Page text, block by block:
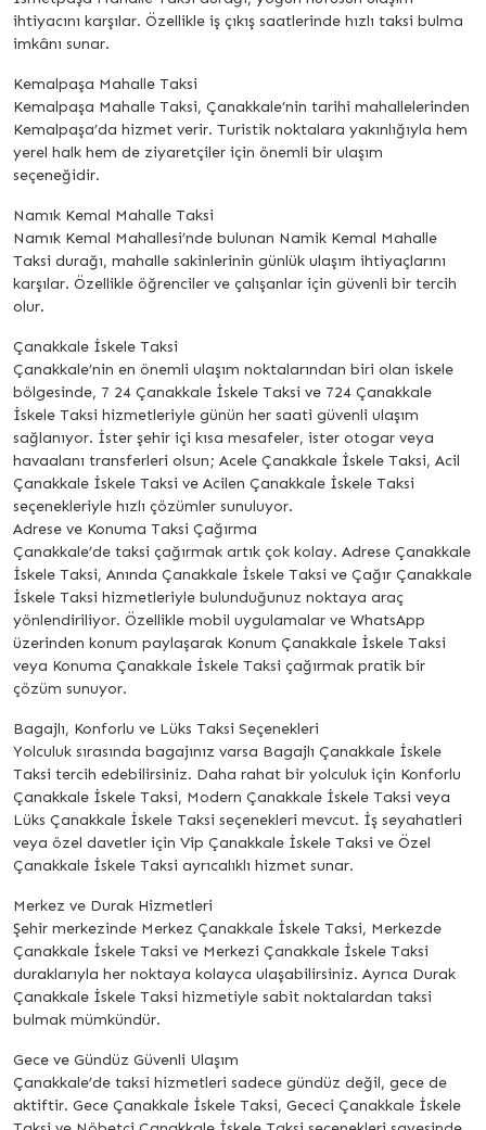
ihtiyacını karşılar. Özellikle iş çıkış saatlerinde hızlı taksi bulma
imkânı sunar.
Kemalpaşa Mahalle Taksi
Kemalpaşa Mahalle Taksi, Çanakkale’nin tarihi mahallelerinden
Kemalpaşa’da hizmet verir. Turistik noktalara yakınlığıyla hem
yerel halk hem de ziyaretçiler için önemli bir ulaşım
seçeneğidir.
Namık Kemal Mahalle Taksi
Namık Kemal Mahallesi’nde bulunan Namik Kemal Mahalle
Taksi durağı, mahalle sakinlerinin günlük ulaşım ihtiyaçlarını
karşılar. Özellikle öğrenciler ve çalışanlar için güvenli bir tercih
olur.
Çanakkale İskele Taksi
Çanakkale’nin en önemli ulaşım noktalarından biri olan iskele
bölgesinde, 7 24 Çanakkale İskele Taksi ve 724 Çanakkale
İskele Taksi hizmetleriyle günün her saati güvenli ulaşım
sağlanıyor. İster şehir içi kısa mesafeler, ister otogar veya
havaalanı transferleri olsun; Acele Çanakkale İskele Taksi, Acil
Çanakkale İskele Taksi ve Acilen Çanakkale İskele Taksi
seçenekleriyle hızlı çözümler sunuluyor.
Adrese ve Konuma Taksi Çağırma
Çanakkale’de taksi çağırmak artık çok kolay. Adrese Çanakkale
İskele Taksi, Anında Çanakkale İskele Taksi ve Çağır Çanakkale
İskele Taksi hizmetleriyle bulunduğunuz noktaya araç
yönlendiriliyor. Özellikle mobil uygulamalar ve WhatsApp
üzerinden konum paylaşarak Konum Çanakkale İskele Taksi
veya Konuma Çanakkale İskele Taksi çağırmak pratik bir
çözüm sunuyor.
Bagajlı, Konforlu ve Lüks Taksi Seçenekleri
Yolculuk sırasında bagajınız varsa Bagajlı Çanakkale İskele
Taksi tercih edebilirsiniz. Daha rahat bir yolculuk için Konforlu
Çanakkale İskele Taksi, Modern Çanakkale İskele Taksi veya
Lüks Çanakkale İskele Taksi seçenekleri mevcut. İş seyahatleri
veya özel davetler için Vip Çanakkale İskele Taksi ve Özel
Çanakkale İskele Taksi ayrıcalıklı hizmet sunar.
Merkez ve Durak Hizmetleri
Şehir merkezinde Merkez Çanakkale İskele Taksi, Merkezde
Çanakkale İskele Taksi ve Merkezi Çanakkale İskele Taksi
duraklarıyla her noktaya kolayca ulaşabilirsiniz. Ayrıca Durak
Çanakkale İskele Taksi hizmetiyle sabit noktalardan taksi
bulmak mümkündür.
Gece ve Gündüz Güvenli Ulaşım
Çanakkale’de taksi hizmetleri sadece gündüz değil, gece de
aktiftir. Gece Çanakkale İskele Taksi, Gececi Çanakkale İskele